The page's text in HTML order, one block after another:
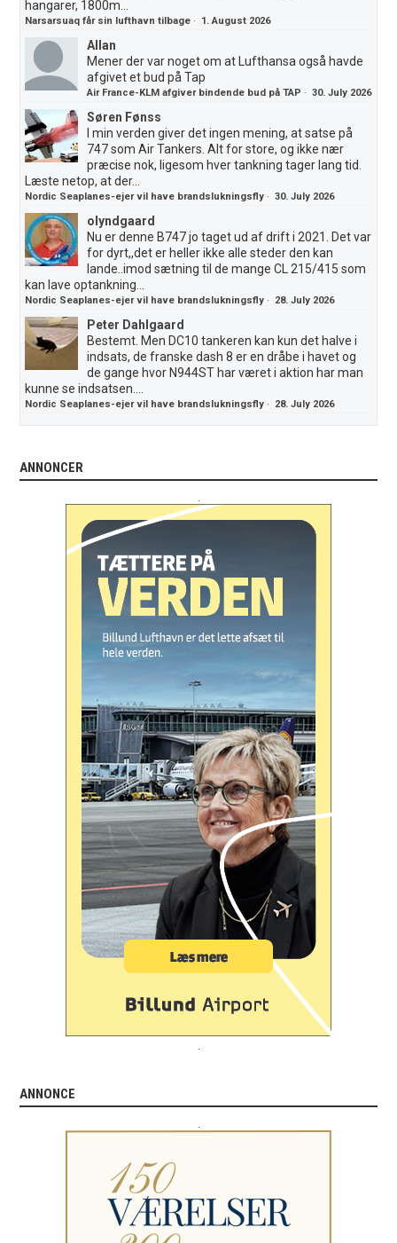
hangarer, 1800m...
Narsarsuaq får sin lufthavn tilbage · 1. August 2026
Allan
Mener der var noget om at Lufthansa også havde
afgivet et bud på Tap
Air France-KLM afgiver bindende bud på TAP ·30. July 2026
Søren Fønss
I min verden giver det ingen mening, at satse på
747 som Air Tankers. Alt for store, og ikke nær
præcise nok, ligesom hver tankning tager lang tid.
Læste netop, at der...
Nordic Seaplanes-ejer vil have brandslukningsfly ·30. July 2026
olyndgaard
Nu er denne B747 jo taget ud af drift i 2021. Det var
for dyrt,,det er heller ikke alle steder den kan
lande..imod sætning til de mange CL 215/415 som
kan lave optankning...
Nordic Seaplanes-ejer vil have brandslukningsfly · 28. July 2026
Peter Dahlgaard
Bestemt. Men DC10 tankeren kan kun det halve i
indsats, de franske dash 8 er en dråbe i havet og
de gange hvor N944ST har været i aktion har man
kunne se indsatsen....
Nordic Seaplanes-ejer vil have brandslukningsfly · 28. July 2026
ANNONCER
ANNONCE